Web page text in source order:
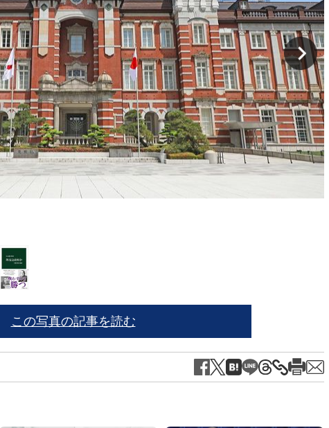
この写真の記事を読む